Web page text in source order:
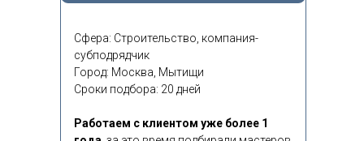
Сфера: Строительство, компания-
субподрядчик
Город: Москва, Мытищи
Сроки подбора: 20 дней
Работаем с клиентом уже более 1